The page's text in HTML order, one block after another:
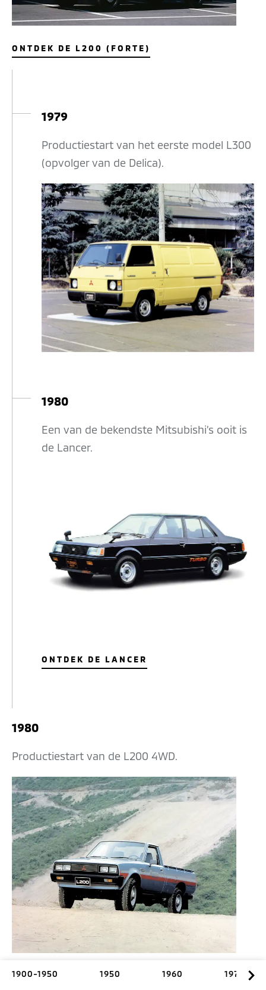
1900-1950 1950 1960 1970
ONTDEK DE L200 (FORTE)
1979
Productiestart van het eerste model L300
(opvolger van de Delica).
1980
Een van de bekendste Mitsubishi’s ooit is
de Lancer.
ONTDEK DE LANCER
1980
Productiestart van de L200 4WD.